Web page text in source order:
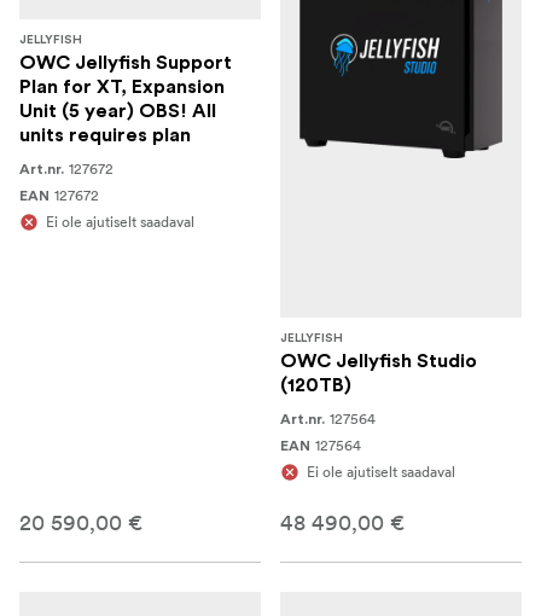
JELLYFISH
OWC Jellyfish Support
Plan for XT, Expansion
Unit (5 year) OBS! All
units requires plan
Art.nr. 127672
EAN 127672
Ei ole ajutiselt saadaval
20 590,00 €
JELLYFISH
OWC Jellyfish Studio
(120TB)
Art.nr. 127564
EAN 127564
Ei ole ajutiselt saadaval
48 490,00 €